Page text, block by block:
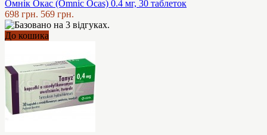
Омнік Окас (Omnic Ocas) 0.4 мг, 30 таблеток
698 грн. 569 грн.
До кошика